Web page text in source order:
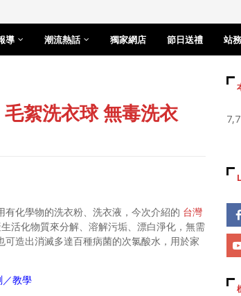
導 潮流熱話 獨家網店 節日送禮 站
絮洗衣球 無毒洗衣
化學物的洗衣粉、洗衣液，今次介紹的 台灣
活化物質來分解、溶解污垢、漂白淨化，無需
造出消滅多達百種病菌的次氯酸水，用於家
教學